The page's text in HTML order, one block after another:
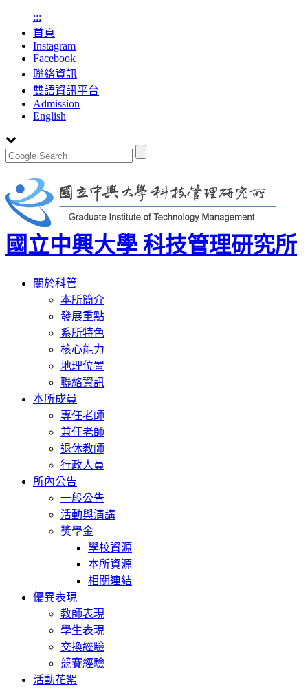
:::
首頁
Instagram
Facebook
聯絡資訊
雙語資訊平台
Admission
English
國立中興大學 科技管理研究所
Toggle
navigation
關於科管
本所簡介
發展重點
系所特色
核心能力
地理位置
聯絡資訊
本所成員
專任老師
兼任老師
退休教師
行政人員
所內公告
一般公告
活動與演講
獎學金
學校資源
本所資源
相關連結
優異表現
教師表現
學生表現
交換經驗
競賽經驗
活動花絮